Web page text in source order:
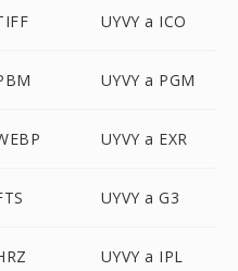
UYVY a ICO
UYVY a PGM
UYVY a EXR
UYVY a G3
UYVY a IPL